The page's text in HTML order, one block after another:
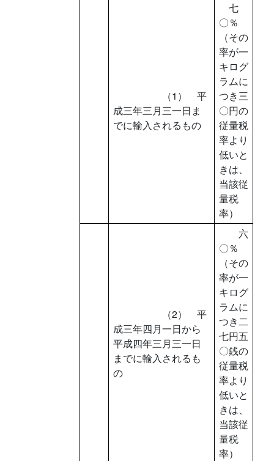
（1） 平
成三年三月三一日ま
でに輸入されるもの
七
〇％
（その
率が一
キログ
ラムに
つき三
〇円の
従量税
率より
低いと
きは、
当該従
量税
率）
（2） 平
成三年四月一日から
平成四年三月三一日
までに輸入されるも
の
六
〇％
（その
率が一
キログ
ラムに
つき二
七円五
〇銭の
従量税
率より
低いと
きは、
当該従
量税
率）